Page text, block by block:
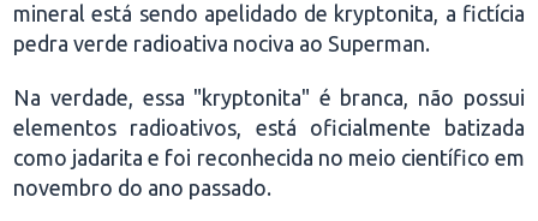
mineral está sendo apelidado de kryptonita, a fictícia
pedra verde radioativa nociva ao Superman.
Na verdade, essa "kryptonita" é branca, não possui
elementos radioativos, está oficialmente batizada
como jadarita e foi reconhecida no meio científico em
novembro do ano passado.